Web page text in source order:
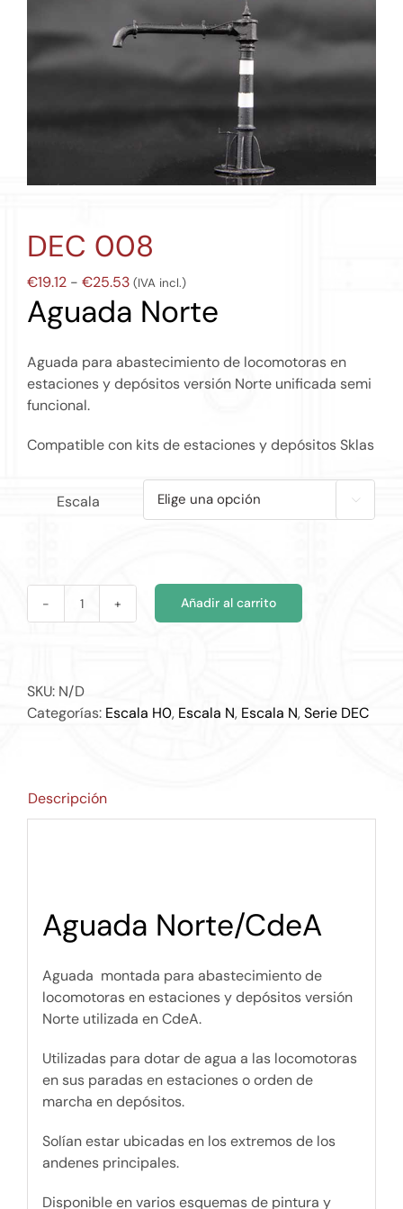
DEC 008
€19.12 - €25.53Rango
de
precios:
€19.12
hasta
(IVA incl.)
Aguada Norte
Aguada para abastecimiento de locomotoras en
estaciones y depósitos versión Norte unificada semi
funcional.
Compatible con kits de estaciones y depósitos Sklas
Escala 
DEC
Añadir al carrito
SKU: N/D
Categorías: Escala H0, Escala N, Escala N,Serie DEC
Descripción
Aguada Norte/CdeA
Aguada montada para abastecimiento de
locomotoras en estaciones y depósitos versión
Norte utilizada en CdeA.
Utilizadas para dotar de agua a las locomotoras
en sus paradas en estaciones o orden de
marcha en depósitos.
Solían estar ubicadas en los extremos de los
andenes principales.
Disponible en varios esquemas de pintura y